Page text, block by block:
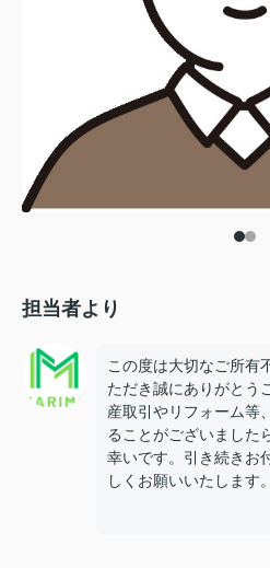
担当者より
この度は大切なご所有
ただき誠にありがとう
産取引やリフォーム等
ることがございました
幸いです。引き続きお
しくお願いいたします。